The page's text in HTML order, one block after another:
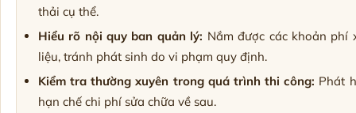
thải cụ thể.
Hiểu rõ nội quy ban quản lý: Nắm được các khoản phí
liệu, tránh phát sinh do vi phạm quy định.
Kiểm tra thường xuyên trong quá trình thi công: Phát
hạn chế chi phí sửa chữa về sau.